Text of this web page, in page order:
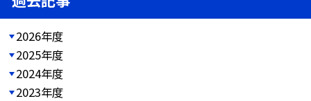
2026年度
2025年度
2024年度
2023年度